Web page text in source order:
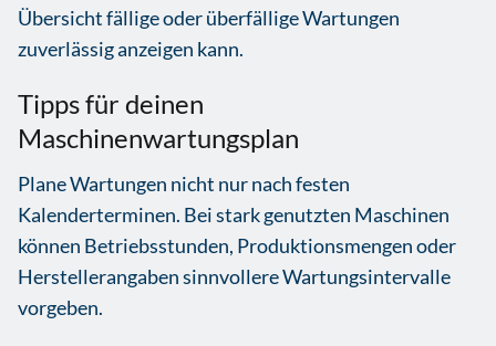
Übersicht fällige oder überfällige Wartungen
zuverlässig anzeigen kann.
Tipps für deinen
Maschinenwartungsplan
Plane Wartungen nicht nur nach festen
Kalenderterminen. Bei stark genutzten Maschinen
können Betriebsstunden, Produktionsmengen oder
Herstellerangaben sinnvollere Wartungsintervalle
vorgeben.